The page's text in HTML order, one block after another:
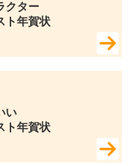
クター
ト年賀状
い
ト年賀状